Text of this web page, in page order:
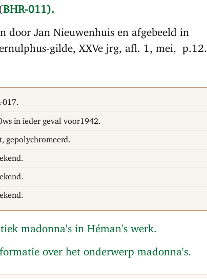
BHR-011).
door Jan Nieuwenhuis en afgebeeld in
gilde, XXVe jrg, afl. 1, mei, p.12.
017.
in ieder geval voor1942.
gepolychromeerd.
madonna's in Héman's werk.
over het onderwerp madonna's.